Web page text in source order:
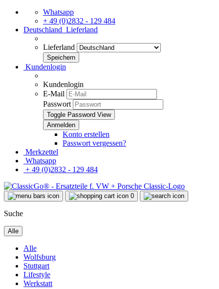
Whatsapp
+ 49 (0)2832 - 129 484
Deutschland Lieferland
Lieferland
Kundenlogin
Kundenlogin
E-Mail
Passwort
Toggle Password View
Konto erstellen
Passwort vergessen?
Merkzettel
Whatsapp
+ 49 (0)2832 - 129 484
0
Suche
Alle
Alle
Wolfsburg
Stuttgart
Lifestyle
Werkstatt